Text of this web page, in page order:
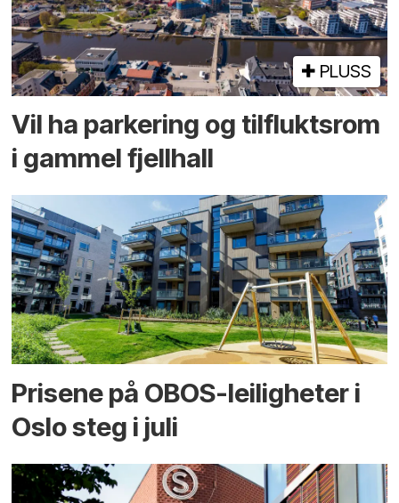
PLUSS
Vil ha parkering og tilflukts­rom
i gammel fjellhall
Prisene på OBOS-leiligheter i
Oslo steg i juli